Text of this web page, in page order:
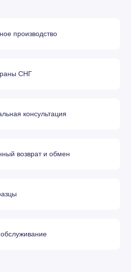
обратный звонок в удобное для
за 4 дня. Обращайтесь,
производство
СНГ
консультация
возврат и обмен